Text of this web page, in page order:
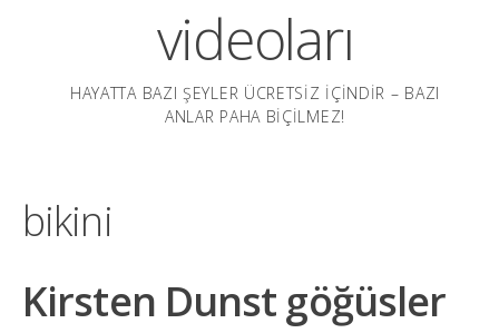
videoları
HAYATTA BAZI ŞEYLER ÜCRETSIZ IÇINDIR – BAZI
ANLAR PAHA BIÇILMEZ!
bikini
Kirsten Dunst göğüsler